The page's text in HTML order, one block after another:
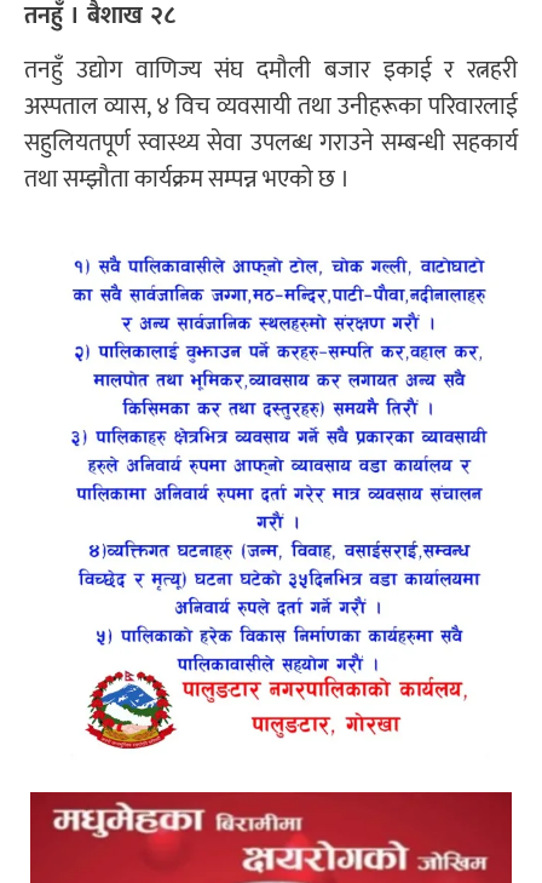
तनहुँ । बैशाख २८
तनहुँ उद्योग वाणिज्य संघ दमौली बजार इकाई र रत्नहरी
अस्पताल व्यास, ४ विच व्यवसायी तथा उनीहरूका परिवारलाई
सहुलियतपूर्ण स्वास्थ्य सेवा उपलब्ध गराउने सम्बन्धी सहकार्य
तथा सम्झौता कार्यक्रम सम्पन्न भएको छ ।